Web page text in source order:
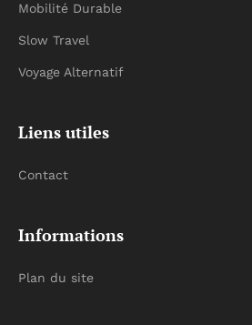
Mobilité Durable
Slow Travel
Voyage Alternatif
Liens utiles
Contact
Informations
Plan du site